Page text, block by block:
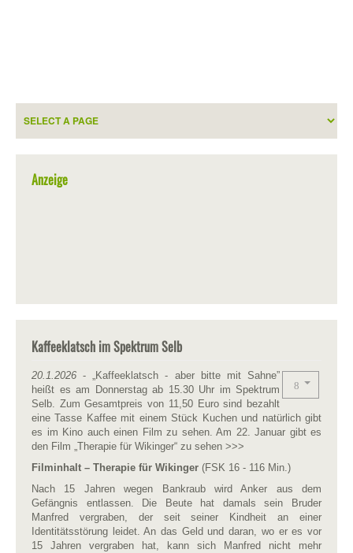
Anzeige
Kaffeeklatsch im Spektrum Selb
20.1.2026 - „Kaffeeklatsch - aber bitte mit Sahne”
heißt es am Donnerstag ab 15.30 Uhr im Spektrum
Selb. Zum Gesamtpreis von 11,50 Euro sind bezahlt
eine Tasse Kaffee mit einem Stück Kuchen und natürlich gibt
es im Kino auch einen Film zu sehen. Am 22. Januar gibt es
den Film „Therapie für Wikinger“ zu sehen >>>
Filminhalt – Therapie für Wikinger (FSK 16 - 116 Min.)
Nach 15 Jahren wegen Bankraub wird Anker aus dem
Gefängnis entlassen. Die Beute hat damals sein Bruder
Manfred vergraben, der seit seiner Kindheit an einer
Identitätsstörung leidet. An das Geld und daran, wo er es vor
15 Jahren vergraben hat, kann sich Manfred nicht mehr